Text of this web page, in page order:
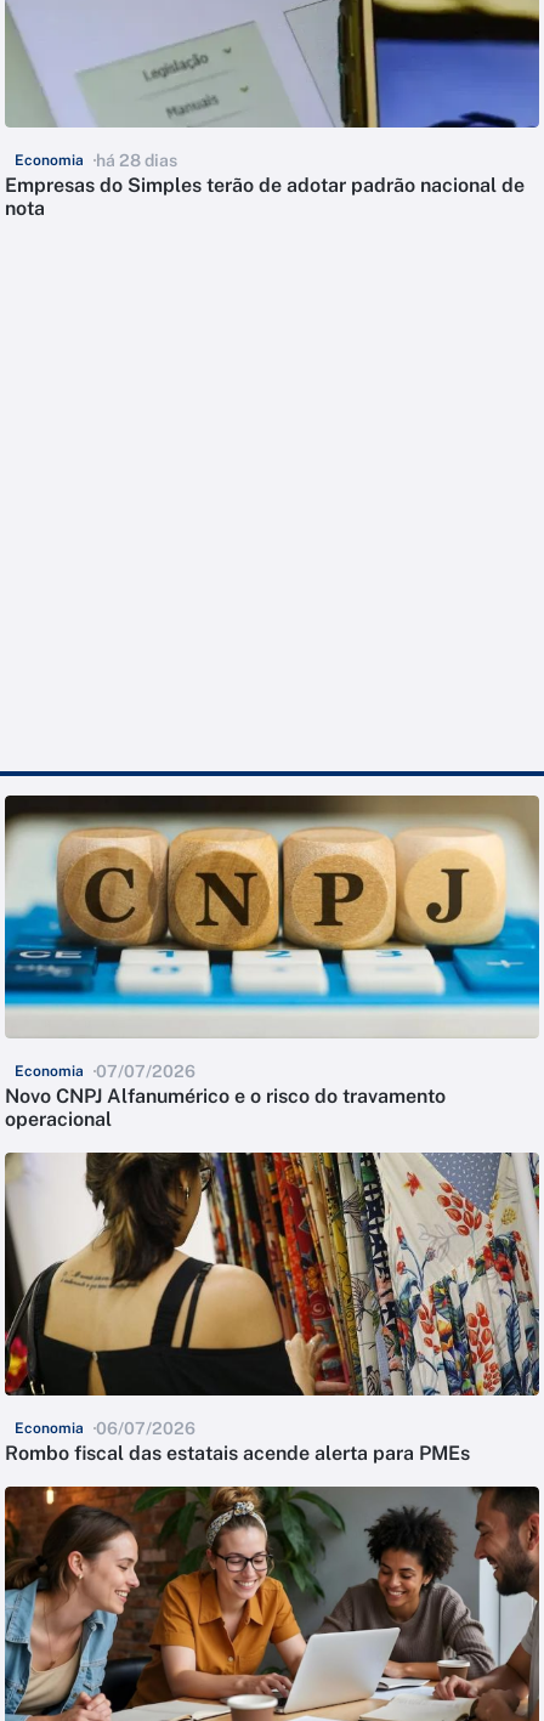
Economia há 28 dias
Empresas do Simples terão de adotar padrão nacional de
nota
Economia 07/07/2026
Novo CNPJ Alfanumérico e o risco do travamento
operacional
Economia 06/07/2026
Rombo fiscal das estatais acende alerta para PMEs